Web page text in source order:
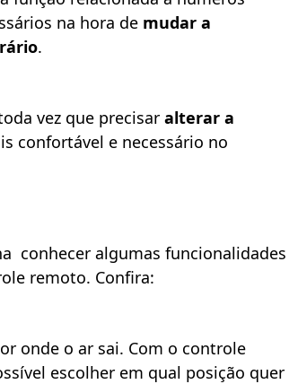
na hora de mudar a
.
vez que precisar alterar a
confortável e necessário no
conhecer algumas funcionalidades
remoto. Confira:
onde o ar sai. Com o controle
escolher em qual posição quer